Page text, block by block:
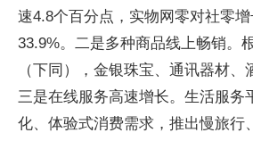
速4.8个百分点，实物网零对社零
33.9%。二是多种商品线上畅销。
（下同），金银珠宝、通讯器材、
三是在线服务高速增长。生活服务
化、体验式消费需求，推出慢旅行